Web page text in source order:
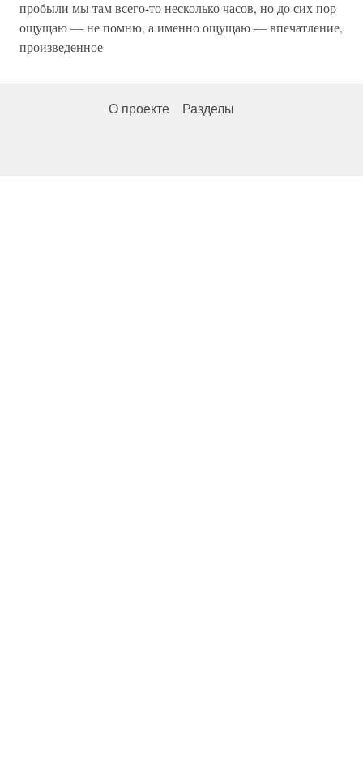
пробыли мы там всего-то несколько часов, но до сих пор
ощущаю — не помню, а именно ощущаю — впечатление,
произведенное
О проекте Разделы